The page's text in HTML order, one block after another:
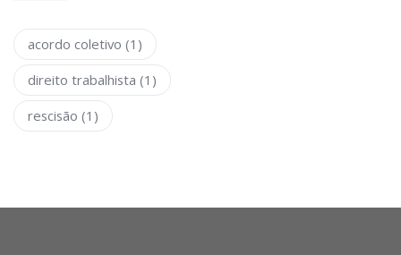
acordo coletivo (1)
direito trabalhista (1)
rescisão (1)